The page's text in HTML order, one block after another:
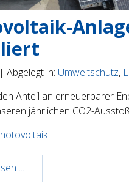
Abgelegt in: Umweltschutz,
Anteil an erneuerbarer
jährlichen CO2-
...